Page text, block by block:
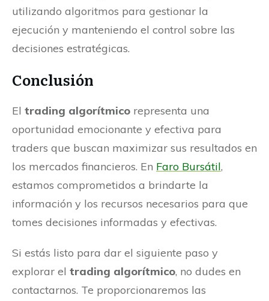
utilizando algoritmos para gestionar la
ejecución y manteniendo el control sobre las
decisiones estratégicas.
Conclusión
El trading algorítmico representa una
oportunidad emocionante y efectiva para
traders que buscan maximizar sus resultados en
los mercados financieros. En Faro Bursátil,
estamos comprometidos a brindarte la
información y los recursos necesarios para que
tomes decisiones informadas y efectivas.
Si estás listo para dar el siguiente paso y
explorar el trading algorítmico, no dudes en
contactarnos. Te proporcionaremos las